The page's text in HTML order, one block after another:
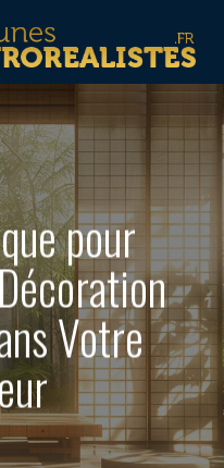
pour
Votre